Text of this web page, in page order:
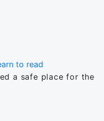
to read
a safe place for the